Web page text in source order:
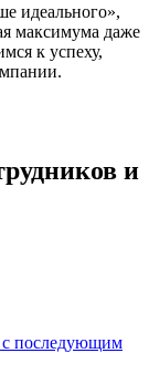
идеального»,
максимума даже
к успеху,
и
с последующим